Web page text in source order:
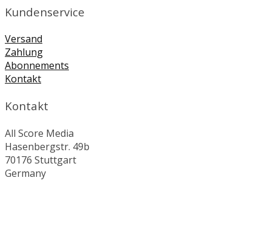
Kundenservice
Versand
Zahlung
Abonnements
Kontakt
Kontakt
All Score Media
Hasenbergstr. 49b
70176 Stuttgart
Germany